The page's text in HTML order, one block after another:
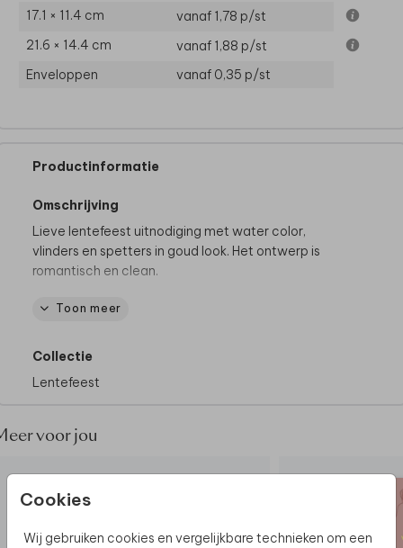
Cookies
Wij gebruiken cookies en vergelijkbare technieken om een
17.1 × 11.4 cm
vanaf 1,78 p/st
21.6 × 14.4 cm
vanaf 1,88 p/st
Enveloppen
vanaf 0,35 p/st
Productinformatie
Omschrijving
Lieve lentefeest uitnodiging met water color,
vlinders en spetters in goud look. Het ontwerp is
romantisch en clean.
Tip van onze makers:
• Een roze envelop maakt de uitnodiging compleet.
Wil je dit design in een ander formaat of dubbel
mogelijkheden.
Toon meer
Collectie
Lentefeest
voor jou